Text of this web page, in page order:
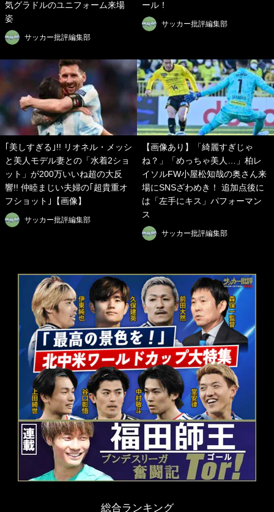
気グラドルのユニフォーム来場
姿
サッカー批評編集部
ール！
サッカー批評編集部
｢美しすぎる｣!! リオネル・メッシ
と美人モデル妻との「水着2ショ
ット」が200万いいね超の大反
響!! 仲睦まじい夫婦の｢超貴重オ
フショット｣【画像】
サッカー批評編集部
【画像あり】「綺麗すぎじゃ
ね？」「めっちゃ美人…」柏レ
イソルFW小屋松知哉の奥さん来
場にSNSざわめき！ 追加点後に
は「左手にキス」パフォーマン
ス
サッカー批評編集部
総合ランキング